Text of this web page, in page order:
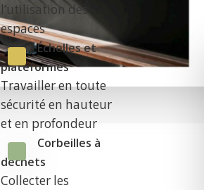
l’utilisation des
espaces
Échelles et
plateformes
Travailler en toute
sécurité en hauteur
et en profondeur
Corbeilles à
déchets
Collecter les